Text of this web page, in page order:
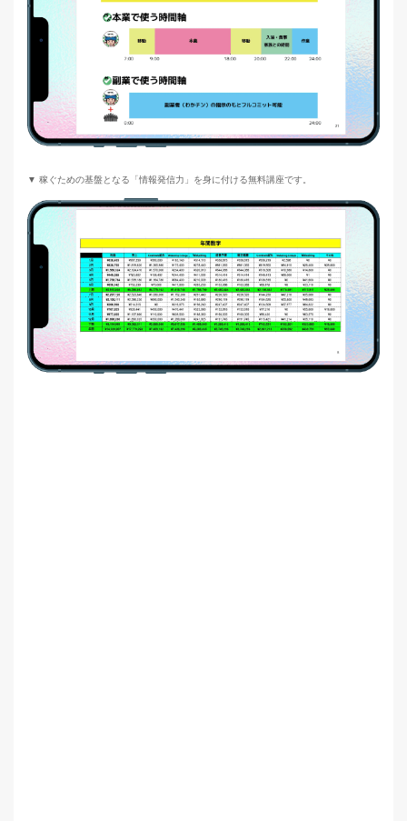
▼ 稼ぐための基盤となる「情報発信力」を身に付ける無料講座です。